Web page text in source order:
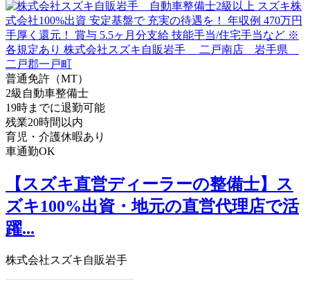
普通免許（MT）
2級自動車整備士
19時までに退勤可能
残業20時間以内
育児・介護休暇あり
車通勤OK
【スズキ直営ディーラーの整備士】ス
ズキ100%出資・地元の直営代理店で活
躍...
株式会社スズキ自販岩手